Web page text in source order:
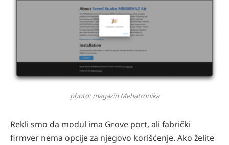
photo: magazin Mehatronika
Rekli smo da modul ima Grove port, ali fabrički
firmver nema opcije za njegovo korišćenje. Ako želite